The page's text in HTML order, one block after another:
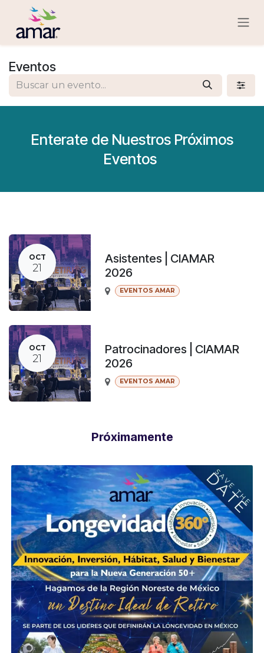
Ir al contenido
Eventos
Enterate de Nuestros Próximos
Eventos
OCT
21
Asistentes | CIAMAR
2026
EVENTOS AMAR
OCT
21
Patrocinadores | CIAMAR
2026
EVENTOS AMAR
Próximamente